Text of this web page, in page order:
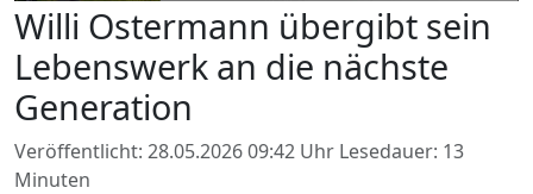
Willi Ostermann übergibt sein
Lebenswerk an die nächste
Generation
Veröffentlicht: 28.05.2026 09:42 Uhr Lesedauer: 13
Minuten